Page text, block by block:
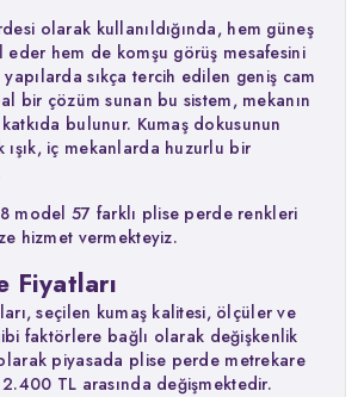
olarak kullanıldığında, hem güneş
eder hem de komşu görüş mesafesini
sıkça tercih edilen geniş cam
bir çözüm sunan bu sistem, mekanın
bulunur. Kumaş dokusunun
ışık, iç mekanlarda huzurlu bir
model 57 farklı plise perde renkleri
hizmet vermekteyiz.
Fiyatları
seçilen kumaş kalitesi, ölçüler ve
faktörlere bağlı olarak değişkenlik
piyasada plise perde metrekare
TL arasında değişmektedir.